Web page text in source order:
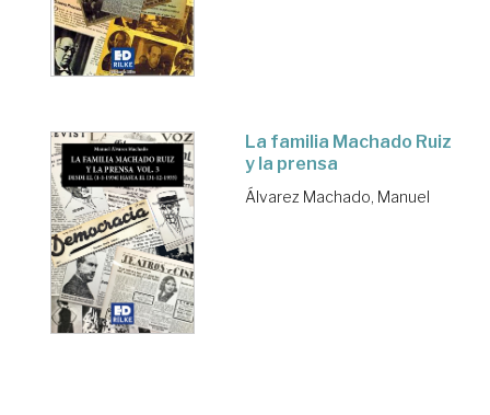
La familia Machado Ruiz
y la prensa
Álvarez Machado, Manuel